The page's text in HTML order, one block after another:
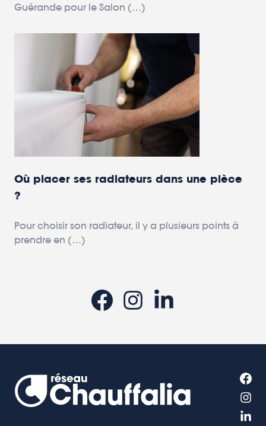
Guérande pour le Salon (…)
Où placer ses radiateurs dans une pièce
?
Pour choisir son radiateur, il y a plusieurs points à
prendre en (…)